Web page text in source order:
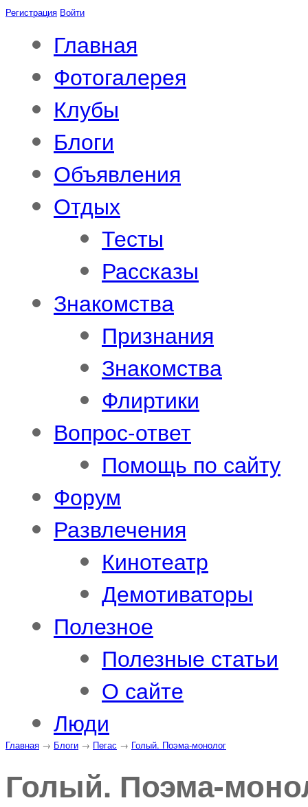
Регистрация Войти
Главная
Фотогалерея
Клубы
Блоги
Объявления
Отдых
Тесты
Рассказы
Знакомства
Признания
Знакомства
Флиртики
Вопрос-ответ
Помощь по сайту
Форум
Развлечения
Кинотеатр
Демотиваторы
Полезное
Полезные статьи
О сайте
Люди
Главная → Блоги → Пегас → Голый. Поэма-монолог
Голый. Поэма-